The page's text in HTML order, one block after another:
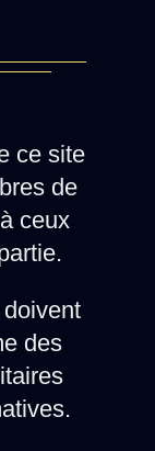
ce site
de
ceux
des